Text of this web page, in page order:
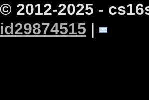
© 2012-2025 -
id29874515 |